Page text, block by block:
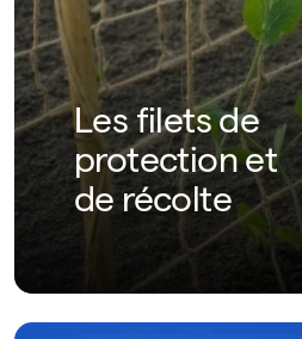
Les filets de
protection et
de récolte